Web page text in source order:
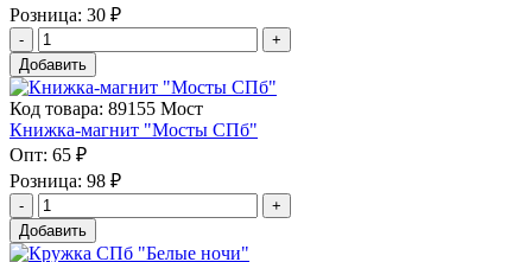
Розница: 30 ₽
Добавить
Код товара: 89155 Мост
Книжка-магнит "Мосты СПб"
Опт: 65 ₽
Розница: 98 ₽
Добавить